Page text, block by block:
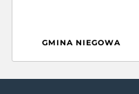
GMINA NIEGOWA